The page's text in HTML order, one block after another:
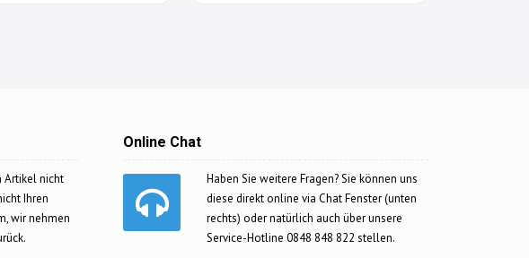
Artikel nicht
Ihren
wir nehmen
Online Chat
Haben Sie weitere Fragen? Sie können uns
diese direkt online via Chat Fenster (unten
rechts) oder natürlich auch über unsere
Service-Hotline 0848 848 822 stellen.